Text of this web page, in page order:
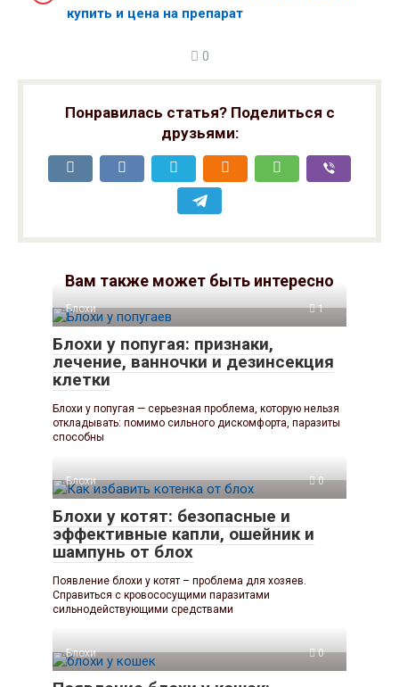
купить и цена на препарат
0
Понравилась статья? Поделиться с
друзьями:
Вам также может быть интересно
Блохи 1
Блохи у попугая: признаки,
лечение, ванночки и дезинсекция
клетки
Блохи у попугая — серьезная проблема, которую нельзя
откладывать: помимо сильного дискомфорта, паразиты
способны
Блохи 0
Блохи у котят: безопасные и
эффективные капли, ошейник и
шампунь от блох
Появление блохи у котят – проблема для хозяев.
Справиться с кровососущими паразитами
сильнодействующими средствами
Блохи 0